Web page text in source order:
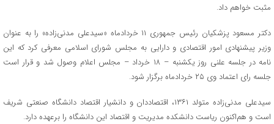
مثبت خواهم داد.
دکتر مسعود پزشکیان رئیس جمهوری ۱۱ خردادماه «سیدعلی مدنی‌زاده» را به عنوان
وزیر پیشنهادی امور اقتصادی و دارایی به مجلس شورای اسلامی معرفی کرد که این
نامه در جلسه علنی روز یکشنبه – ۱۸ خرداد – مجلس اعلام وصول شد و قرار است
جلسه رای اعتماد وی ۲۵ خردادماه برگزار شود.
سیدعلی مدنی‌زاده متولد ۱۳۶۱، اقتصاددان و دانشیار اقتصاد دانشگاه صنعتی شریف
است و هم‌اکنون ریاست دانشکده مدیریت و اقتصاد این دانشگاه را برعهده دارد.